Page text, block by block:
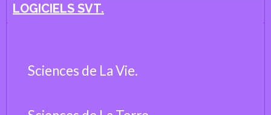
LOGICIELS SVT.
Sciences de La Vie.